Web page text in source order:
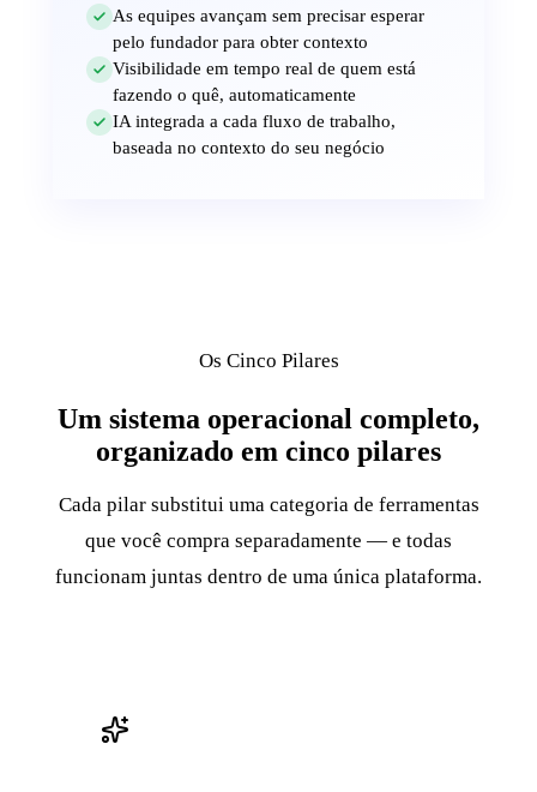
As equipes avançam sem precisar esperar
pelo fundador para obter contexto
Visibilidade em tempo real de quem está
fazendo o quê, automaticamente
IA integrada a cada fluxo de trabalho,
baseada no contexto do seu negócio
Os Cinco Pilares
Um sistema operacional completo,
organizado em cinco pilares
Cada pilar substitui uma categoria de ferramentas
que você compra separadamente — e todas
funcionam juntas dentro de uma única plataforma.